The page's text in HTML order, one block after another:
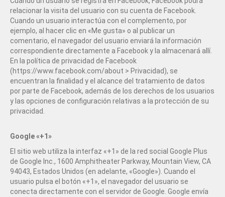
relacionar la visita del usuario con su cuenta de Facebook.
Cuando un usuario interactúa con el complemento, por
ejemplo, al hacer clic en «Me gusta» o al publicar un
comentario, el navegador del usuario enviará la información
correspondiente directamente a Facebook y la almacenará allí.
En la política de privacidad de Facebook
(https://www.facebook.com/about > Privacidad), se
encuentran la finalidad y el alcance del tratamiento de datos
por parte de Facebook, además de los derechos de los usuarios
y las opciones de configuración relativas a la protección de su
privacidad.
Google «+1»
El sitio web utiliza la interfaz «+1» de la red social Google Plus
de Google Inc., 1600 Amphitheater Parkway, Mountain View, CA
94043, Estados Unidos (en adelante, «Google»). Cuando el
usuario pulsa el botón «+1», el navegador del usuario se
conecta directamente con el servidor de Google. Google envía